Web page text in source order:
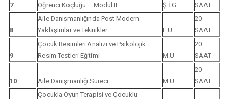
7
Öğrenci Koçluğu – Modül II
Ş.İ.G
SAAT
8
Aile Danışmanlığında Post Modern
Yaklaşımlar ve Teknıkler
E.U
20
SAAT
9
Çocuk Resimleri Analizi ve Psikolojik
Resim Testleri Eğitimi
M.U
20
SAAT
10 Aile Danışmanlığı Süreci M.U
20
SAAT
Çocukla Oyun Terapisi ve Çocuklu